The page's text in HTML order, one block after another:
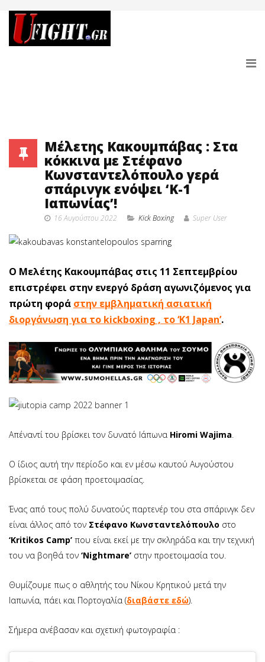
Μέλετης Κακουμπάβας : Στα
κόκκινα με Στέφανο
Κωνσταντελόπουλο γερά
σπάρινγκ ενόψει ‘Κ-1
Ιαπωνίας’!
16 Αυγούστου 2022 Κick Boxing Super User
Ο Μελέτης Κακουμπάβας στις 11 Σεπτεμβρίου
επιστρέφει στην ενεργό δράση αγωνιζόμενος για
πρώτη φορά στην εμβληματική ασιατική
διοργάνωση για το kickboxing , το ‘Κ1 Japan’.
Απέναντί του βρίσκει τον δυνατό Ιάπωνα Hiromi Wajima
Ο ίδιος αυτή την περίοδο και εν μέσω καυτού Αυγούστου
βρίσκεται σε φάση προετοιμασίας.
Ένας από τους πολύ δυνατούς παρτενέρ του στα σπάρινγκ δεν
είναι άλλος από τον Στέφανο Κωνσταντελόπουλο στο
‘Kritikos Camp’ που είναι εκεί με την σκληράδα και την τεχνική
του να βοηθά τον ‘Nightmare’ στην προετοιμασία του.
Θυμίζουμε πως ο αθλητής του Νίκου Κρητικού μετά την
Ιαπωνία, πάει και Πορτογαλία (διαβάστε εδώ).
Σήμερα ανέβασαν και σχετική φωτογραφία :